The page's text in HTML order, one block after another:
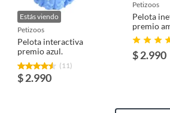
o con alguna deficiencia, que sean
medicamentos, suplementos
a solicitud.
Estás viendo
petizoos
Pelota interactiva
premio azul.
(11)
$ 2.990
petizoos
Pelota
premio
$ 2.990